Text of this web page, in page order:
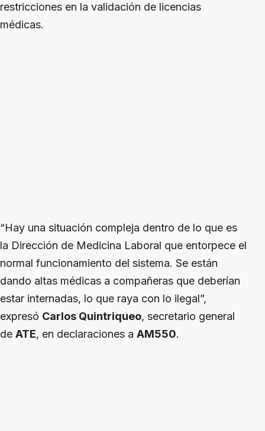
restricciones en la validación de licencias
médicas.
“Hay una situación compleja dentro de lo que es
la Dirección de Medicina Laboral que entorpece el
normal funcionamiento del sistema. Se están
dando altas médicas a compañeras que deberían
estar internadas, lo que raya con lo ilegal”,
expresó Carlos Quintriqueo, secretario general
de ATE, en declaraciones a AM550.